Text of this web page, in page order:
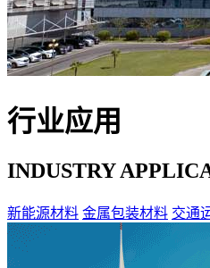
行业应用
INDUSTRY
新能源材料 金属包装材料 交通